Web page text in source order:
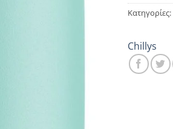
Κατηγορίες:
Chillys